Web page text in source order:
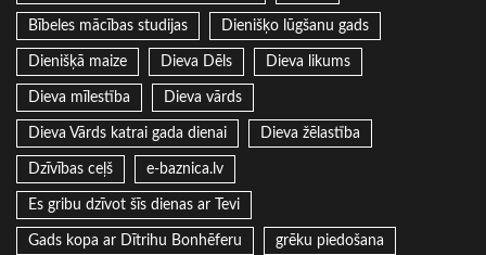
Bībeles mācības studijas Dienišķo lūgšanu gads
Dienišķā maize Dieva Dēls Dieva likums
Dieva mīlestība Dieva vārds
Dieva Vārds katrai gada dienai Dieva žēlastība
Dzīvības ceļš e-baznica.lv
Es gribu dzīvot šīs dienas ar Tevi
Gads kopa ar Dītrihu Bonhēferu grēku piedošana